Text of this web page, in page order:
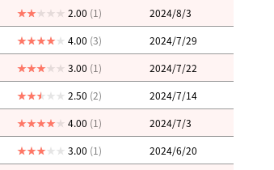
2.00 (1)
2024/8/3
4.00 (3)
2024/7/29
3.00 (1)
2024/7/22
2.50 (2)
2024/7/14
4.00 (1)
2024/7/3
3.00 (1)
2024/6/20